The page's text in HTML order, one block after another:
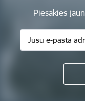
Piesakies